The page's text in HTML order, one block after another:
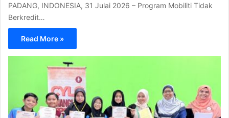
PADANG, INDONESIA, 31 Julai 2026 – Program Mobiliti Tidak
Berkredit…
Read More »